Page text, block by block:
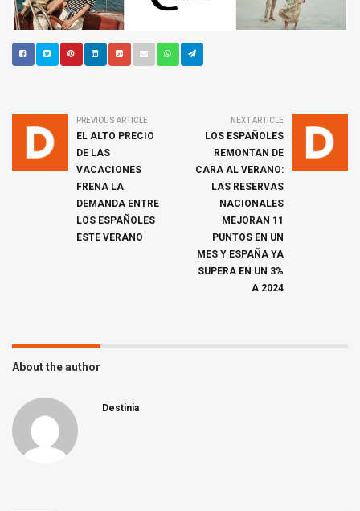
PREVIOUS ARTICLE
EL ALTO PRECIO
DE LAS
VACACIONES
FRENA LA
DEMANDA ENTRE
LOS ESPAÑOLES
ESTE VERANO
NEXT ARTICLE
LOS ESPAÑOLES
REMONTAN DE
CARA AL VERANO:
LAS RESERVAS
NACIONALES
MEJORAN 11
PUNTOS EN UN
MES Y ESPAÑA YA
SUPERA EN UN 3%
A 2024
About the author
Destinia